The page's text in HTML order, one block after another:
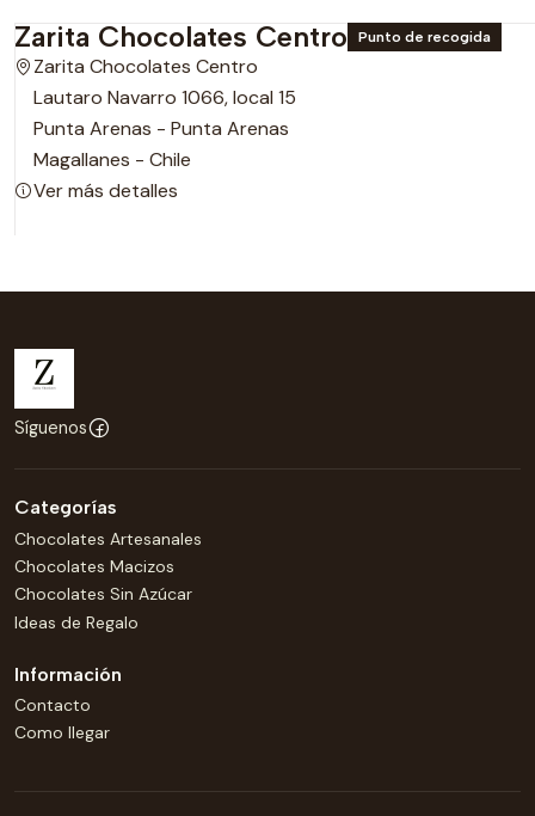
Zarita Chocolates Centro Punto de recogida
Zarita Chocolates Centro
Lautaro Navarro 1066, local 15
Punta Arenas - Punta Arenas
Magallanes - Chile
Ver más detalles
Síguenos
Categorías
Chocolates Artesanales
Chocolates Macizos
Chocolates Sin Azúcar
Ideas de Regalo
Información
Contacto
Como llegar